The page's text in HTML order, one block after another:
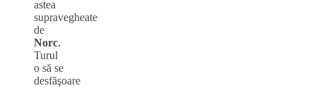
astea
supravegheate
de
Norc.
Turul
o să se
desfăşoare